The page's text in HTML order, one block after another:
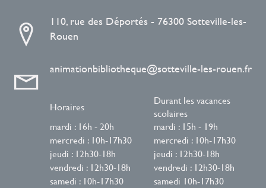
110, rue des Déportés - 76300 Sotteville-les-
Rouen
animationbibliotheque@sotteville-les-rouen.fr
Horaires
Durant les vacances
scolaires
mardi : 16h - 20h
mardi : 15h - 19h
mercredi : 10h-17h30
mercredi : 10h-17h30
jeudi : 12h30-18h
jeudi : 12h30-18h
vendredi : 12h30-18h
vendredi : 12h30-18h
samedi : 10h-17h30
samedi 10h-17h30